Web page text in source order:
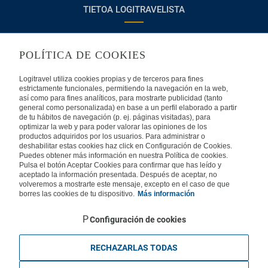
TIETOA LOGITRAVELISTA
Oikeudellinen huomautus Yleiset valmismatkaehdot
Evästekäytäntömme
MUISSA MAISSA
Espanja Portugali Italia
POLÍTICA DE COOKIES
Logitravel utiliza cookies propias y de terceros para fines
estrictamente funcionales, permitiendo la navegación en la web,
así como para fines analíticos, para mostrarte publicidad (tanto
general como personalizada) en base a un perfil elaborado a partir
de tu hábitos de navegación (p. ej. páginas visitadas), para
optimizar la web y para poder valorar las opiniones de los
productos adquiridos por los usuarios. Para administrar o
deshabilitar estas cookies haz click en Configuración de Cookies.
Puedes obtener más información en nuestra Política de cookies.
Pulsa el botón Aceptar Cookies para confirmar que has leído y
aceptado la información presentada. Después de aceptar, no
volveremos a mostrarte este mensaje, excepto en el caso de que
borres las cookies de tu dispositivo. Más información
Configuración de cookies
RECHAZARLAS TODAS